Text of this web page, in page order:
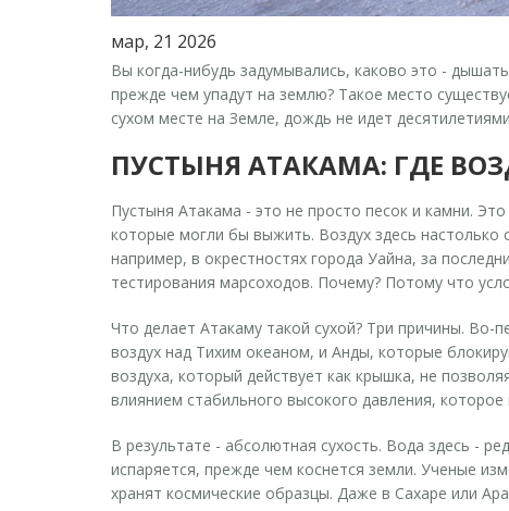
мар, 21 2026
Вы когда-нибудь задумывались, каково это -
прежде чем упадут на землю? Такое место
сухом месте на Земле, дождь не идет
ПУСТЫНЯ АТАКАМА: ГДЕ
Пустыня Атакама - это не просто песок и камни.
которые могли бы выжить. Воздух здесь настолько
например, в окрестностях города Уайна, за
тестирования марсоходов. Почему? Потому что
Что делает Атакаму такой сухой? Три причины. Во-
воздух над Тихим океаном, и Анды, которые
воздуха, который действует как крышка, не
влиянием стабильного высокого давления,
В результате - абсолютная сухость. Вода здесь -
испаряется, прежде чем коснется земли. Ученые
хранят космические образцы. Даже в Сахаре или